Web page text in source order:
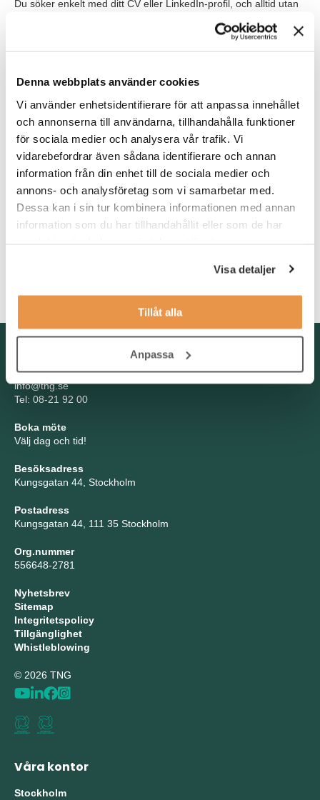
Denna webbplats använder cookies
Vi använder enhetsidentifierare för att anpassa innehållet
och annonserna till användarna, tillhandahålla funktioner
för sociala medier och analysera vår trafik. Vi
vidarebefordrar även sådana identifierare och annan
information från din enhet till de sociala medier och
annons- och analysföretag som vi samarbetar med.
Dessa kan i sin tur kombinera informationen med annan
information som du har tillhandahållit eller som de har
Visa detaljer
Tillåt alla
Anpassa
Du söker enkelt med ditt CV eller LinkedIn-profil, och alltid utan
varför du söker jobbet. Du kan sedan följa din ansökan live via
Våra förväntningar
För att trivas i rollen bör du ha god erfarenhet av ett företags
löpande ekonomiarbete och ha arbetat med löneadministration.
Då det förekommer texter och samtal på engelska ser vi helst
att du är flytande i engelska i tal och skrift. Har du erfarenhet av
meriterande.
Då det är en liten organisation ser vi helst att du är självständig
med en bra initiativförmåga.
TNG Group AB
info@tng.se
Tel: 08-21 92 00
Boka möte
Välj dag och tid!
Besöksadress
Kungsgatan 44, Stockholm
Postadress
Kungsgatan 44, 111 35 Stockholm
Org.nummer
556648-2781
Nyhetsbrev
Sitemap
Integritetspolicy
Tillgänglighet
Whistleblowing
© 2026 TNG
Våra kontor
Stockholm